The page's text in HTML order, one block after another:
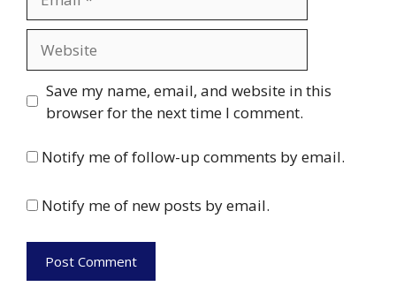
Save my name, email, and website in this
browser for the next time I comment.
Notify me of follow-up comments by email.
Notify me of new posts by email.